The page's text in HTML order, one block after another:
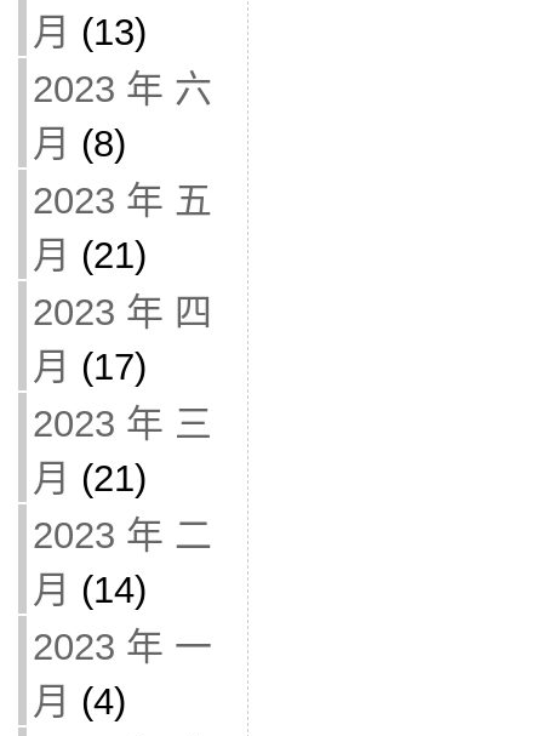
月 (13)
2023 年 六
月 (8)
2023 年 五
月 (21)
2023 年 四
月 (17)
2023 年 三
月 (21)
2023 年 二
月 (14)
2023 年 一
月 (4)